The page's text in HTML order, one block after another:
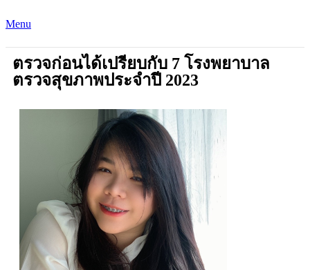
Menu
ตรวจก่อนได้เปรียบกับ 7 โรงพยาบาล
ตรวจสุขภาพประจำปี 2023